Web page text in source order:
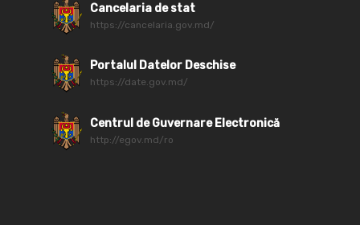
Cancelaria de stat
https://cancelaria.gov.md/
Portalul Datelor Deschise
https://date.gov.md/
Centrul de Guvernare Electronică
http://egov.md/ro